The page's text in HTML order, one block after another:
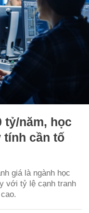
tỷ/năm, học
tính cần tố
giá là ngành học
với tỷ lệ cạnh tranh